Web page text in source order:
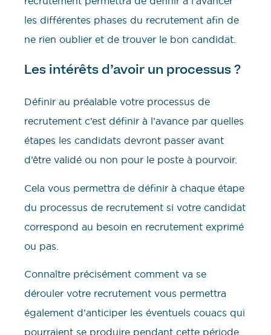
les différentes phases du recrutement afin de
ne rien oublier et de trouver le bon candidat.
Les intérêts d’avoir un processus ?
Définir au préalable votre processus de
recrutement c’est définir à l’avance par quelles
étapes les candidats devront passer avant
d’être validé ou non pour le poste à pourvoir.
Cela vous permettra de définir à chaque étape
du processus de recrutement si votre candidat
correspond au besoin en recrutement exprimé
ou pas.
Connaître précisément comment va se
dérouler votre recrutement vous permettra
également d’anticiper les éventuels couacs qui
pourraient se produire pendant cette période